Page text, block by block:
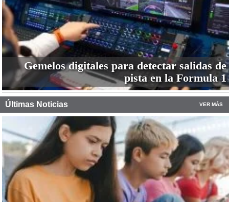
Gemelos digitales para detectar salidas de
pista en la Formula 1
Últimas Noticias VER MÁS